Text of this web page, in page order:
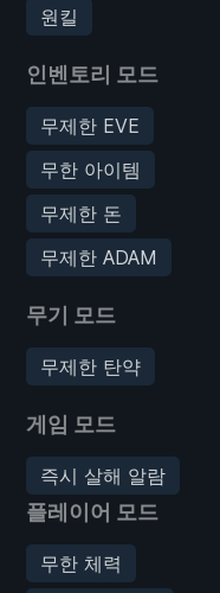
원킬
인벤토리 모드
무제한 EVE
무한 아이템
무제한 돈
무제한 ADAM
무기 모드
무제한 탄약
게임 모드
즉시 살해 알람
플레이어 모드
무한 체력